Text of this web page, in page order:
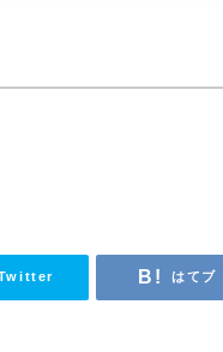
はてブ